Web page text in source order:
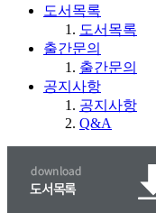
도서목록
도서목록
출간문의
출간문의
공지사항
공지사항
Q&A